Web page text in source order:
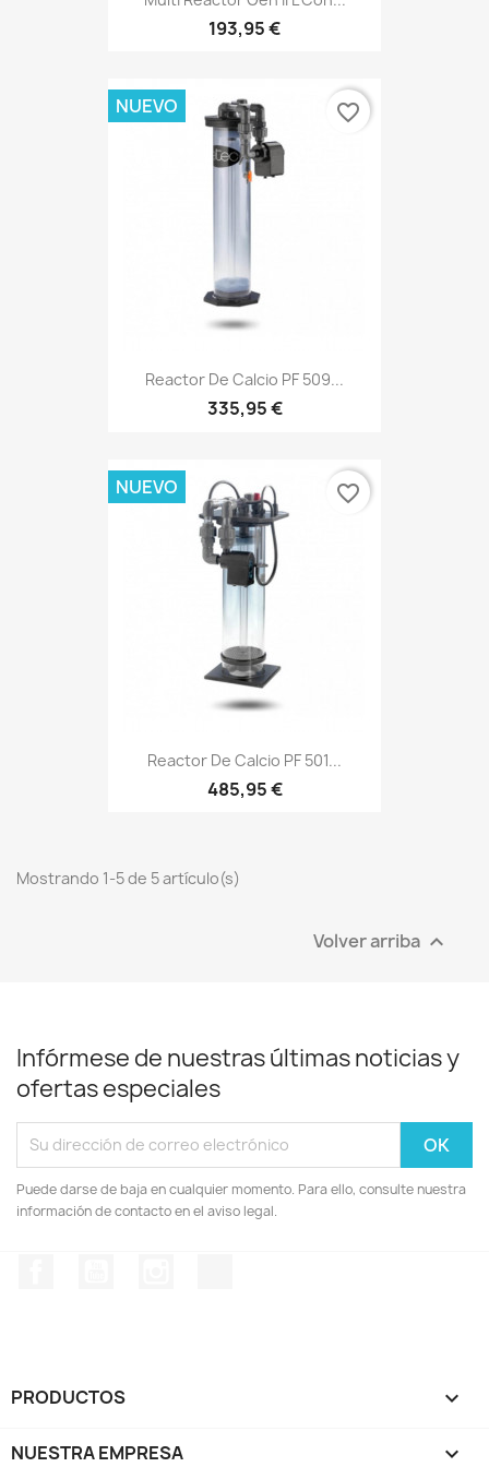
193,95 €
Reactor De Calcio PF 509...
335,95 €
NUEVO favorite_border
Reactor De Calcio PF 501...
485,95 €
NUEVO favorite_border
Mostrando 1-5 de 5 artículo(s)
Volver arriba 
Infórmese de nuestras últimas noticias y
ofertas especiales
Puede darse de baja en cualquier momento. Para ello, consulte nuestra
información de contacto en el aviso legal.
PRODUCTOS 
NUESTRA EMPRESA 